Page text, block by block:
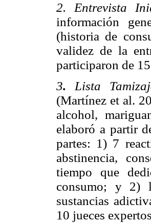
2. Entrevista
información
(historia de
validez de la
participaron de
3.Lista
(Martínez et al.
alcohol,
elaboró a partir
partes: 1) 7
abstinencia,
tiempo que
consumo; y 2)
sustancias
10 jueces